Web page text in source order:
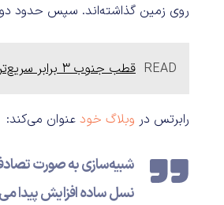
روی زمین گذاشته‌اند. سپس حدود
READ قطب جنوب ۳ برابر سریع‌تر از دیگر مناطق زمین در حال گرم شدن است
رابرتس در وبلاگ خود عنوان می‌کند:
شبیه‌سازی به صورت
نسل ساده افزایش پیدا